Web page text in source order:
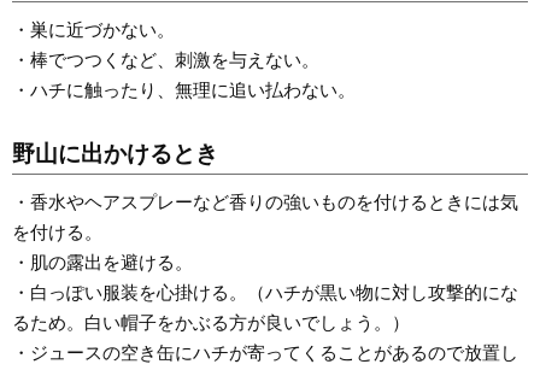
・巣に近づかない。
・棒でつつくなど、刺激を与えない。
・ハチに触ったり、無理に追い払わない。
野山に出かけるとき
・香水やヘアスプレーなど香りの強いものを付けるときには気
を付ける。
・肌の露出を避ける。
・白っぽい服装を心掛ける。（ハチが黒い物に対し攻撃的にな
るため。白い帽子をかぶる方が良いでしょう。）
・ジュースの空き缶にハチが寄ってくることがあるので放置し